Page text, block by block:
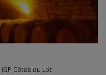
IGP Côtes du Lot